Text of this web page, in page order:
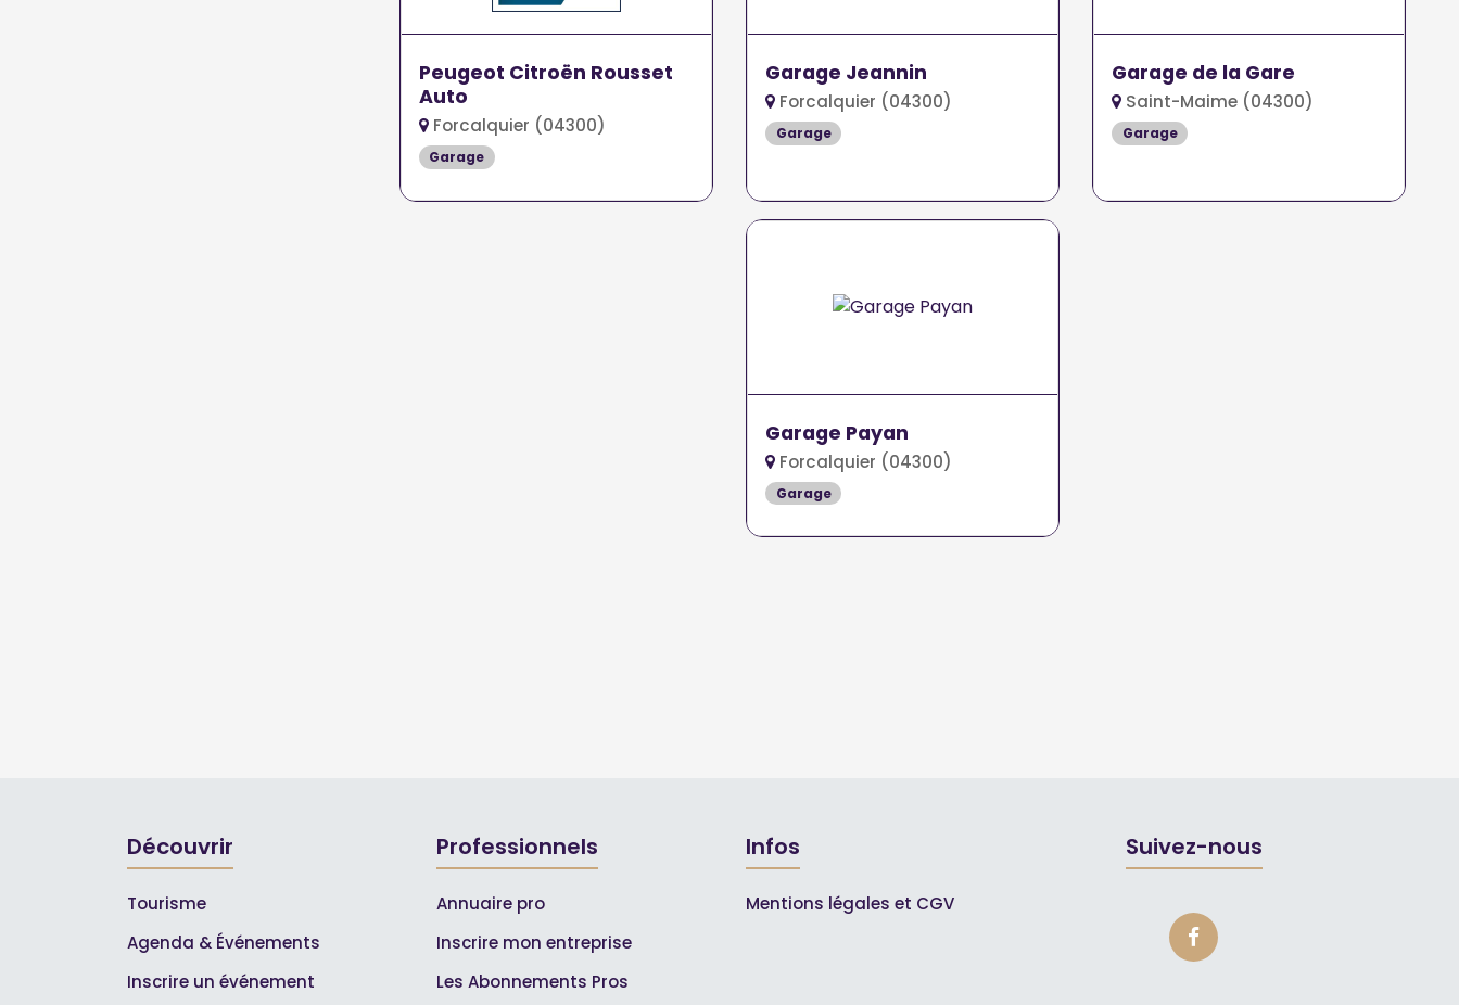
Peugeot Citroën Rousset
Auto
Forcalquier (04300)
Garage
Garage Jeannin
Forcalquier (04300)
Garage
Garage de la Gare
Saint-Maime (04300)
Garage
Garage Payan
Forcalquier (04300)
Garage
Découvrir
Tourisme
Agenda & Événements
Inscrire un événement
Professionnels
Annuaire pro
Inscrire mon entreprise
Les Abonnements Pros
Infos
Mentions légales et CGV
Suivez-nous